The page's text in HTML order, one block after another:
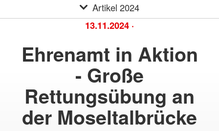
Artikel 2024
13.11.2024 ·
Ehrenamt in Aktion
- Große
Rettungsübung an
der Moseltalbrücke